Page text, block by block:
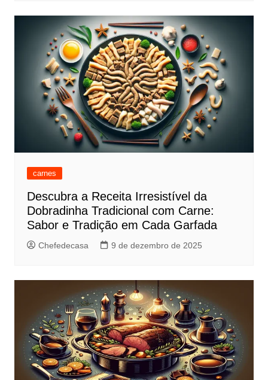
carnes
Descubra a Receita Irresistível da
Dobradinha Tradicional com Carne:
Sabor e Tradição em Cada Garfada
Chefedecasa 9 de dezembro de 2025